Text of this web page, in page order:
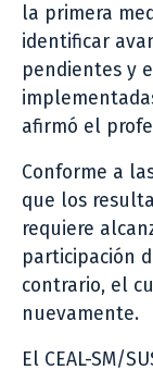
la primera
identificar
pendientes y
afirmó el
Conforme a
que los
requiere
participación
contrario, el
nuevamente.
El CEAL-SM/